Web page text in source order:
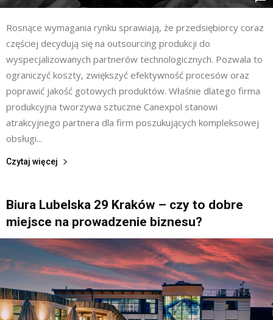
Rosnące wymagania rynku sprawiają, że przedsiębiorcy coraz
częściej decydują się na outsourcing produkcji do
wyspecjalizowanych partnerów technologicznych. Pozwala to
ograniczyć koszty, zwiększyć efektywność procesów oraz
poprawić jakość gotowych produktów. Właśnie dlatego firma
produkcyjna tworzywa sztuczne Canexpol stanowi
atrakcyjnego partnera dla firm poszukujących kompleksowej
obsługi...
Czytaj więcej
Biura Lubelska 29 Kraków – czy to dobre
miejsce na prowadzenie biznesu?